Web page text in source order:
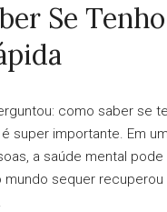
Se
como saber se
super importante. Em
a saúde mental
sequer